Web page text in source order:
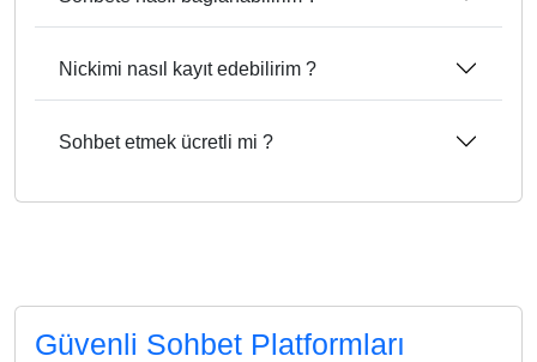
Nickimi nasıl kayıt edebilirim ?
Sohbet etmek ücretli mi ?
Güvenli Sohbet Platformları